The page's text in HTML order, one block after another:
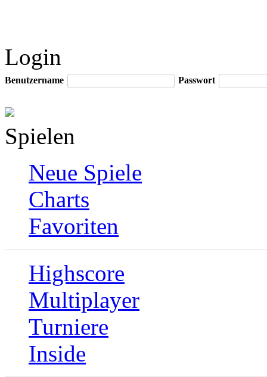
Login
Benutzername Passwort
Spielen
Neue Spiele
Charts
Favoriten
Highscore
Multiplayer
Turniere
Inside